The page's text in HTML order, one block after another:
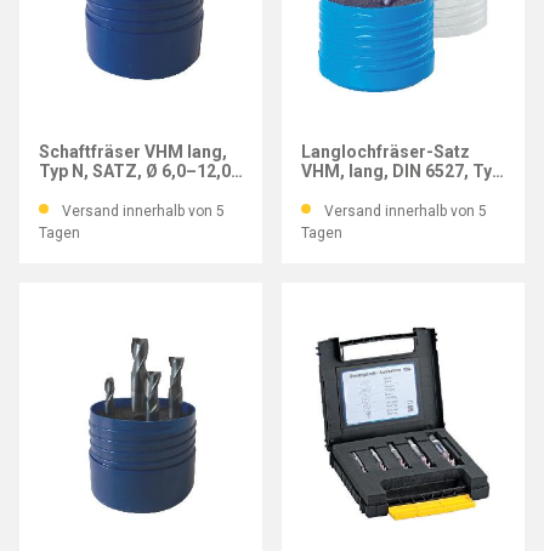
Schaftfräser VHM lang,
Typ N, SATZ, Ø 6,0–12,0
Versand innerhalb von 5
Tagen
Langlochfräser-Satz
VHM, lang, DIN 6527, Typ
Versand innerhalb von 5
Tagen